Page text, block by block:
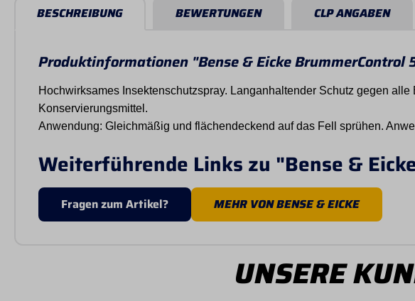
BESCHREIBUNG BEWERTUNGEN CLP ANGABEN
Produktinformationen "Bense & Eicke BrummerControl
Hochwirksames Insektenschutzspray. Langanhaltender Schutz gegen
Konservierungsmittel.
Anwendung: Gleichmäßig und flächendeckend auf das Fell sprühen.
Weiterführende Links zu "Bense &
Fragen zum Artikel? MEHR VON BENSE & EICKE
UNSERE